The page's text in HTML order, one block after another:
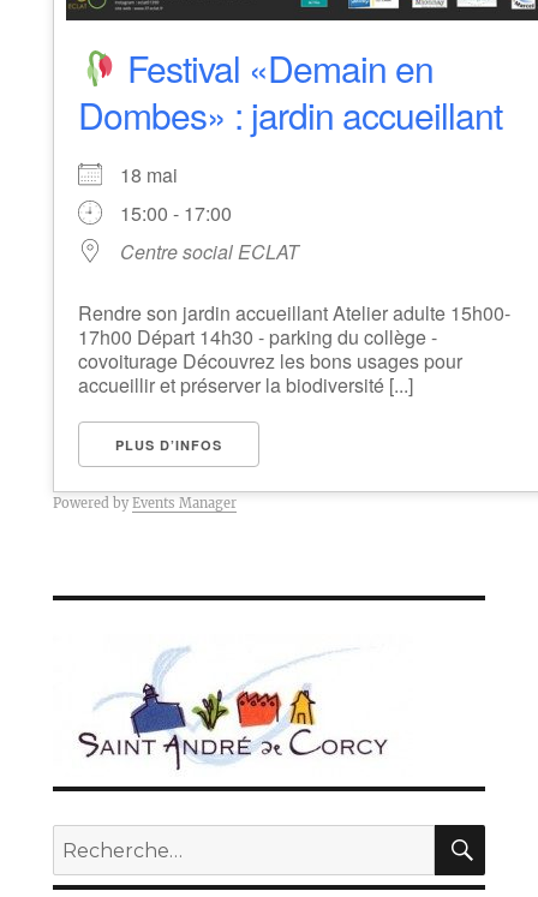
Festival «Demain en
Dombes» : jardin accueillant
18 mai
15:00 - 17:00
Centre social ECLAT
Rendre son jardin accueillant Atelier adulte 15h00-
17h00 Départ 14h30 - parking du collège -
covoiturage Découvrez les bons usages pour
accueillir et préserver la biodiversité [...]
PLUS D’INFOS
Powered byEvents Manager
Recherche
pour :